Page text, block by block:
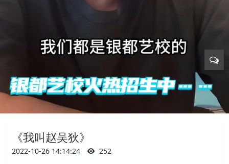
《我叫赵吴狄》
2022-10-26 14:14:24 252